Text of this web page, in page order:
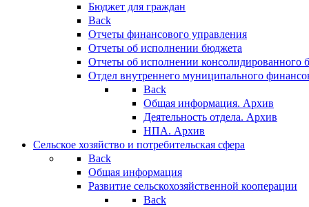
Бюджет для граждан
Back
Отчеты финансового управления
Отчеты об исполнении бюджета
Отчеты об исполнении консолидированного
Отдел внутреннего муниципального
Back
Общая информация. Архив
Деятельность отдела. Архив
НПА. Архив
Сельское хозяйство и потребительская сфера
Back
Общая информация
Развитие сельскохозяйственной кооперации
Back